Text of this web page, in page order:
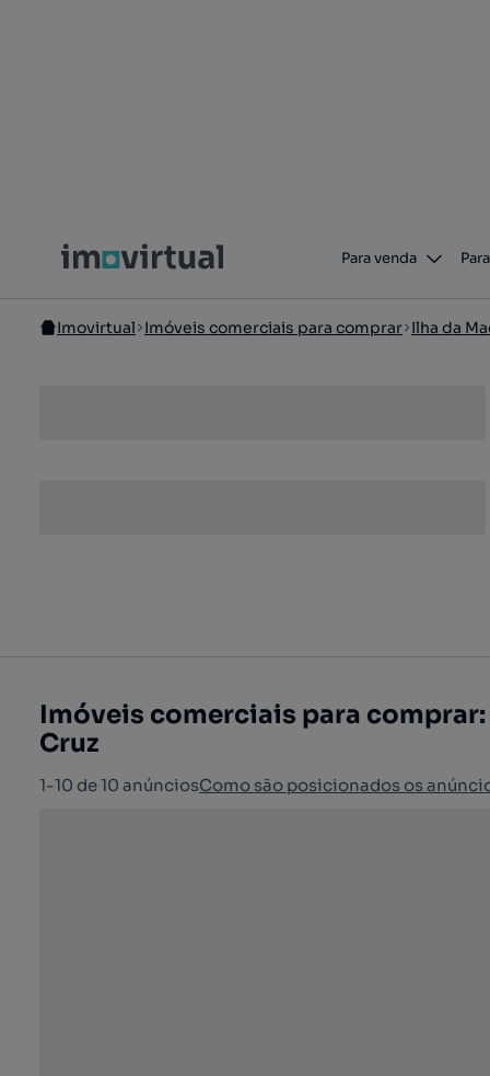
Para venda
Imovirtual Imóveis comerciais para comprar Ilha da
Imóveis comerciais para comprar:
Cruz
1-10 de 10 anúnciosComo são posicionados os